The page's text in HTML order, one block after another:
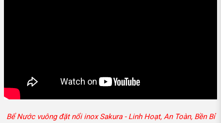
Bể Nước vuông đặt nổi inox Sakura - Linh Hoạt, An Toàn, Bền Bỉ